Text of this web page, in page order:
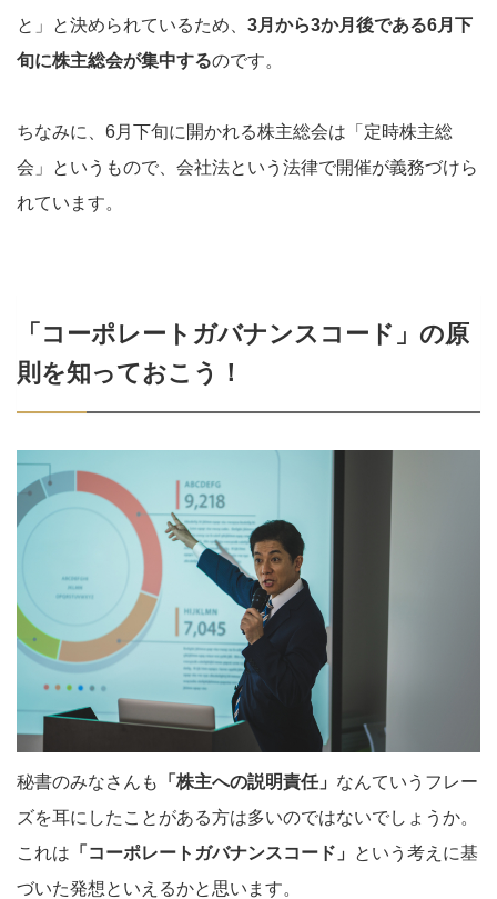
と」と決められているため、 3月から3か月後である6月下
旬に株主総会が集中するのです。
ちなみに、6月下旬に開かれる株主総会は「定時株主総
会」というもので、会社法という法律で開催が義務づけら
れています。
「コーポレートガバナンスコード」の原
則を知っておこう！
秘書のみなさんも 「株主への説明責任」 なんていうフレー
ズを耳にしたことがある方は多いのではないでしょうか。
これは 「コーポレートガバナンスコード」
という考えに基
づいた発想といえるかと思います。